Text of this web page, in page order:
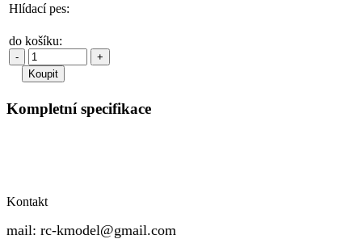
Hlídací pes:
do košíku:
- +
Kompletní specifikace
Kontakt
mail: rc-kmodel@gmail.com